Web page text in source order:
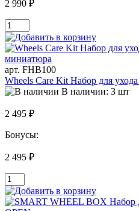
2 990 ₽
арт. FHB100
Wheels Care Kit Набор для
В наличии: 3 шт
2 495 ₽
Бонусы:
2 495 ₽